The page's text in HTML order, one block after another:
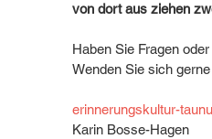
von dort aus ziehen
Haben Sie Fragen
Wenden Sie sich
erinnerungskultur-
Karin Bosse-Hagen